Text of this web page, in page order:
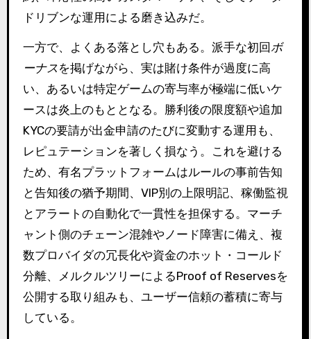
ドリブンな運用による磨き込みだ。
一方で、よくある落とし穴もある。派手な初回ボ
ーナスを掲げながら、実は賭け条件が過度に高
い、あるいは特定ゲームの寄与率が極端に低いケ
ースは炎上のもととなる。勝利後の限度額や追加
KYCの要請が出金申請のたびに変動する運用も、
レピュテーションを著しく損なう。これを避ける
ため、有名プラットフォームはルールの事前告知
と告知後の猶予期間、VIP別の上限明記、稼働監視
とアラートの自動化で一貫性を担保する。マーチ
ャント側のチェーン混雑やノード障害に備え、複
数プロバイダの冗長化や資金のホット・コールド
分離、メルクルツリーによるProof of Reservesを
公開する取り組みも、ユーザー信頼の蓄積に寄与
している。